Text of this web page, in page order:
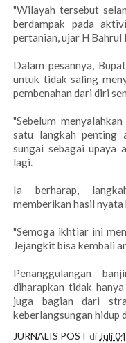
"Wilayah tersebut
berdampak pada
pertanian, ujar H
Dalam pesannya,
untuk tidak saling
pembenahan dari diri
"Sebelum
satu langkah penting
sungai sebagai upaya
lagi.
Ia berharap,
memberikan hasil
"Semoga ikhtiar ini
Jejangkit bisa kembali
Penanggulangan
diharapkan tidak
juga bagian dari
keberlangsungan hidup
JURNALIS POST di Juli